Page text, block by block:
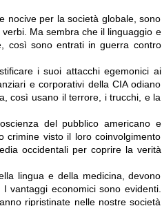
nocive per la società globale, sono
Ma sembra che il linguaggio e
così sono entrati in guerra contro
i suoi attacchi egemonici ai
e corporativi della CIA odiano
così usano il terrore, i trucchi, e la
del pubblico americano e
crimine visto il loro coinvolgimento
occidentali per coprire la verità
lingua e della medicina, devono
vantaggi economici sono evidenti.
ripristinate nelle nostre società